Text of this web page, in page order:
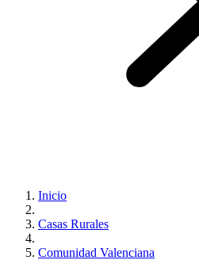
Inicio
Casas Rurales
Comunidad Valenciana